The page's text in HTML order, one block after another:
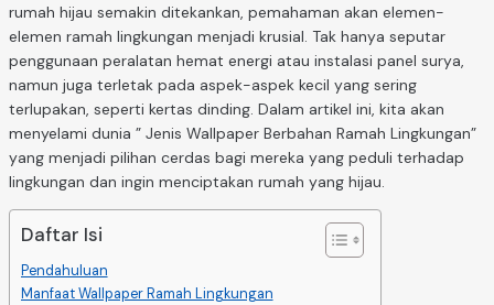
rumah hijau semakin ditekankan, pemahaman akan elemen-
elemen ramah lingkungan menjadi krusial. Tak hanya seputar
penggunaan peralatan hemat energi atau instalasi panel surya,
namun juga terletak pada aspek-aspek kecil yang sering
terlupakan, seperti kertas dinding. Dalam artikel ini, kita akan
menyelami dunia ” Jenis Wallpaper Berbahan Ramah Lingkungan”
yang menjadi pilihan cerdas bagi mereka yang peduli terhadap
lingkungan dan ingin menciptakan rumah yang hijau.
Daftar Isi
Pendahuluan
Manfaat Wallpaper Ramah Lingkungan